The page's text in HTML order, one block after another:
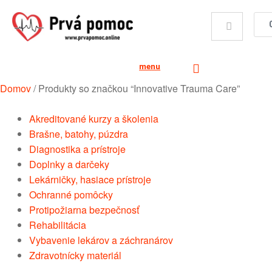
menu
Domov/Produkty so značkou “Innovative Trauma Care”
Akreditované kurzy a školenia
Brašne, batohy, púzdra
Diagnostika a prístroje
Doplnky a darčeky
Lekárničky, hasiace prístroje
Ochranné pomôcky
Protipožiarna bezpečnosť
Rehabilitácia
Vybavenie lekárov a záchranárov
Zdravotnícky materiál